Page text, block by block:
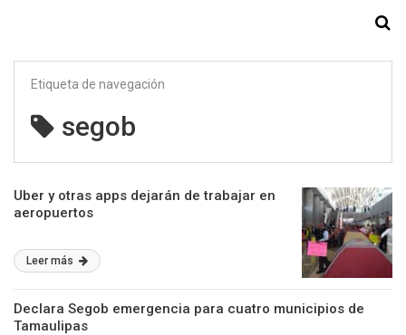
Etiqueta de navegación
segob
Uber y otras apps dejarán de trabajar en
aeropuertos
Leer más
Declara Segob emergencia para cuatro municipios de
Tamaulipas